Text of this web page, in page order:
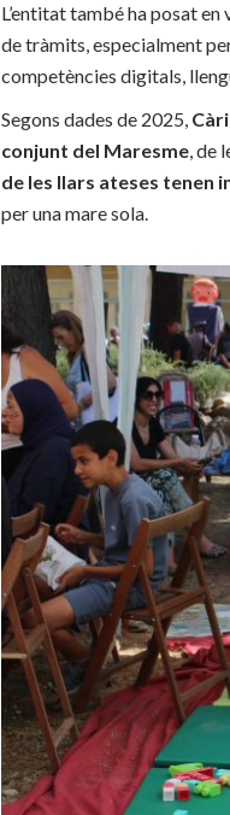
L’entitat també ha posat en
de tràmits, especialment
competències digitals,
Segons dades de 2025,
conjunt del Maresme, de
de les llars ateses tenen
per una mare sola.